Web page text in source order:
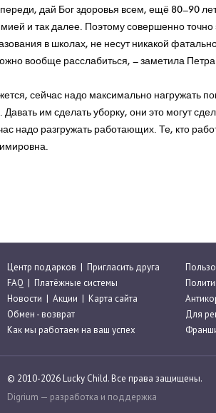
дай Бог здоровья всем, ещё 80–90
и так далее. Поэтому совершенно
в школах, не несут никакой
вообще расслабиться, – заметила
сейчас надо максимально нагружать
Давать им сделать уборку, они это могут
надо разгружать работающих. Те, кто
Центр подарков | Пригласить друга
FAQ | Платёжные системы
Новости | Акции | Карта сайта
Обмен - возврат
Как мы работаем на ваш успех
Для
© 2010-2026 Lucky Child. Все права защищены.
Digrium — разработка и поддержка